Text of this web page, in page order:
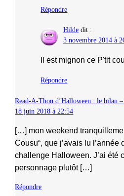
Répondre
Hilde dit :
3 novembre 2014 à
Il est mignon ce P'tit
Répondre
Read-A-Thon d’Halloween : le bilan
18 juin 2018 à 22:54
[…] mon weekend
Cousu“, que j’avais lu l’année
challenge Halloween. J’ai été
personnage plutôt […]
Répondre